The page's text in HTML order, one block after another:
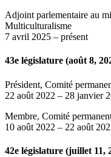
Adjoint parlementaire au
Multiculturalisme
7 avril 2025 – présent
43e législature (août 8,
Président, Comité
22 août 2022 – 28 janvier
Membre, Comité
10 août 2022 – 22 août
42e législature (juillet 11,